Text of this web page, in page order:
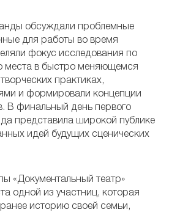
обсуждали проблемные
для работы во время
фокус исследования по
места в быстро меняющемся
практиках,
и формировали концепции
В финальный день первого
представила широкой публике
идей будущих сценических
«Документальный театр»
одной из участниц, которая
историю своей семьи,